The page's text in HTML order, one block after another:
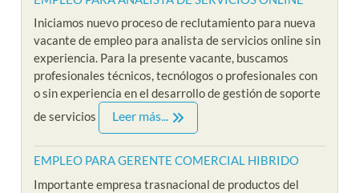
Iniciamos nuevo proceso de reclutamiento para nueva
vacante de empleo para analista de servicios online sin
experiencia. Para la presente vacante, buscamos
profesionales técnicos, tecnólogos o profesionales con
o sin experiencia en el desarrollo de gestión de soporte
de servicios
Leer más...
EMPLEO PARA GERENTE COMERCIAL HIBRIDO
Importante empresa trasnacional de productos del